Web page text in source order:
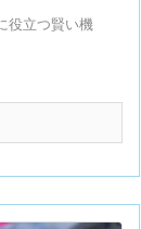
役立つ賢い機